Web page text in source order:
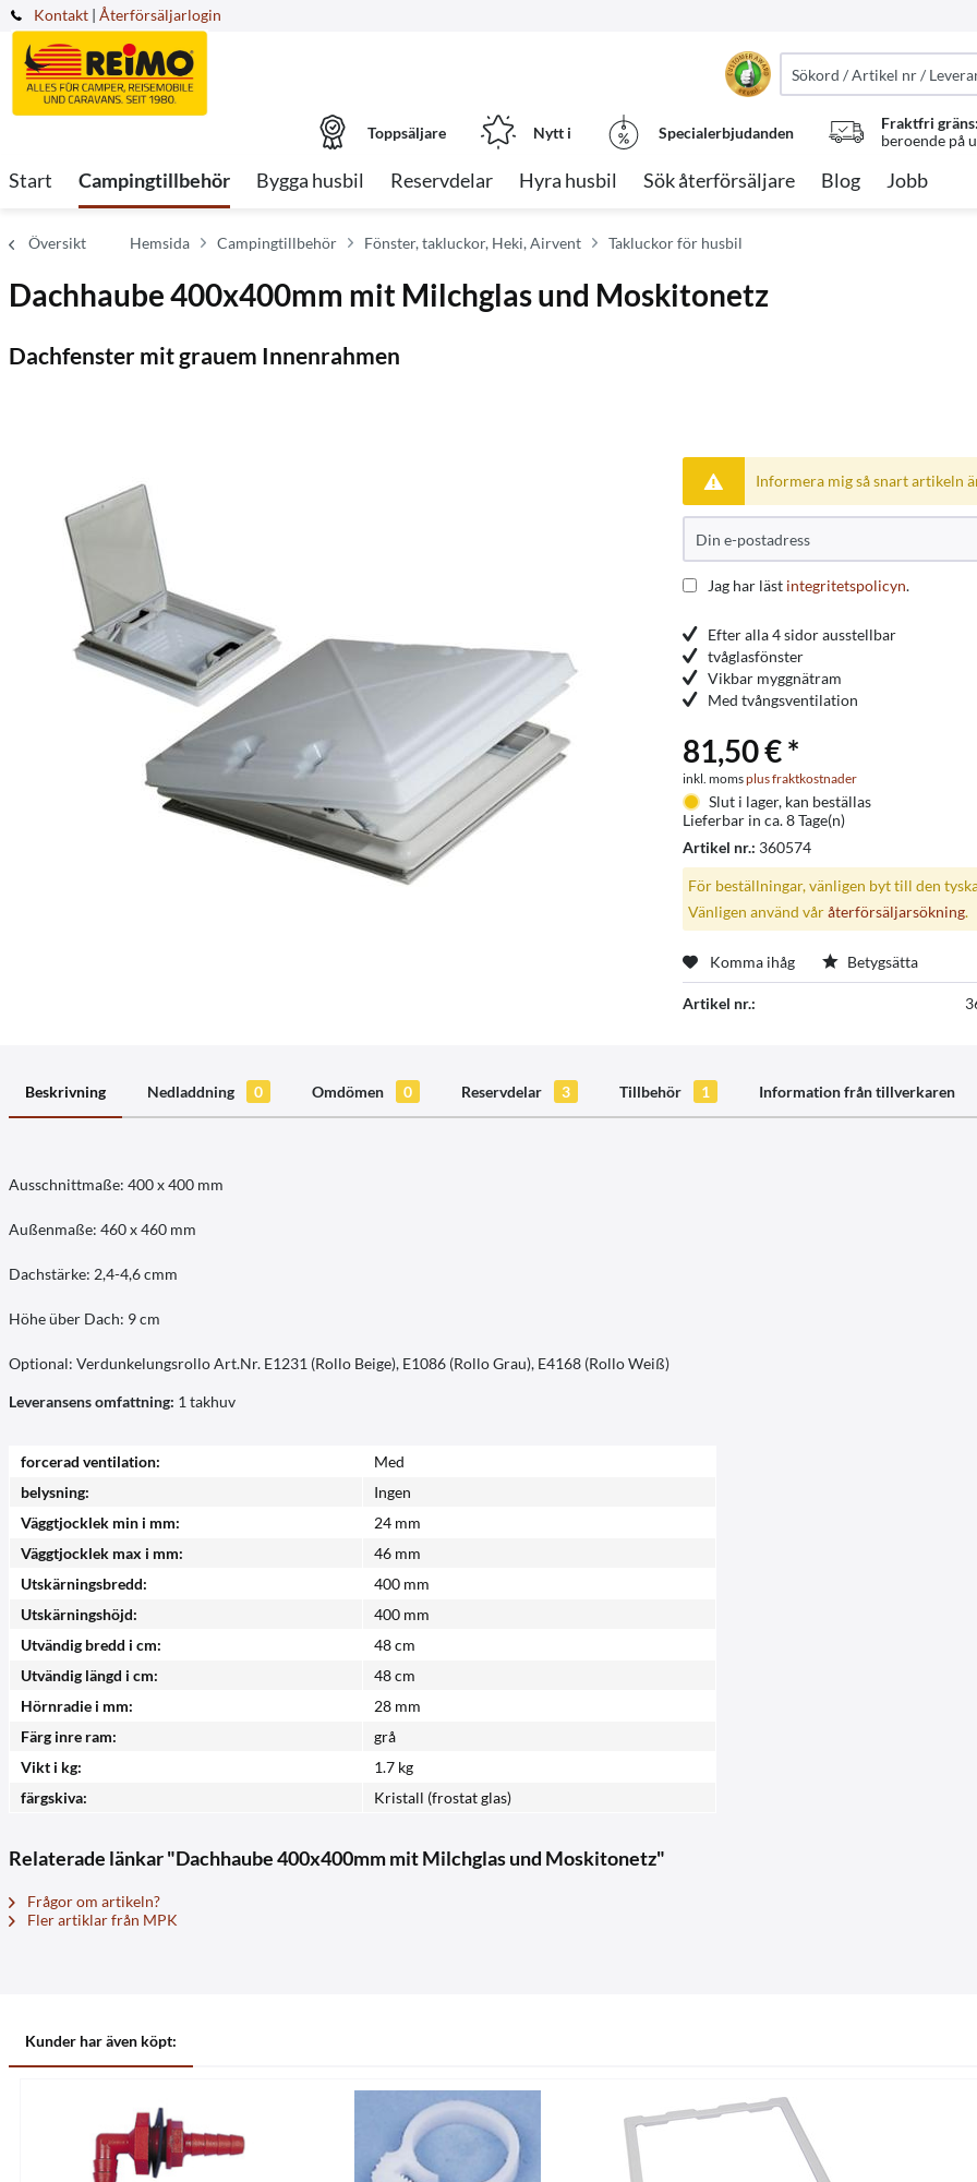
Kontakt | Återförsäljarlogin
Toppsäljare Nytt i Specialerbjudanden
Fraktfri gräns:
beroende på
Start Campingtillbehör Bygga husbil Reservdelar Hyra husbil Sök återförsäljare Blog Jobb
Översikt Hemsida Campingtillbehör Fönster, takluckor, Heki, Airvent Takluckor för husbil
Dachhaube 400x400mm mit Milchglas und Moskitonetz
Dachfenster mit grauem Innenrahmen
Informera mig så snart artikeln
Jag har läst integritetspolicyn.
Efter alla 4 sidor ausstellbar
tvåglasfönster
Vikbar myggnätram
Med tvångsventilation
81,50 € *
inkl. momsplus fraktkostnader
Slut i lager, kan beställas
Lieferbar in ca. 8 Tage(n)
Artikel nr.: 360574
För beställningar, vänligen byt till den
Vänligen använd våråterförsäljarsökning.
Komma ihåg Betygsätta
Artikel nr.:
Beskrivning Nedladdning 0 Omdömen 0 Reservdelar 3 Tillbehör 1 Information från tillverkaren
Ausschnittmaße: 400 x 400 mm
Außenmaße: 460 x 460 mm
Dachstärke: 2,4-4,6 cmm
Höhe über Dach: 9 cm
Optional: Verdunkelungsrollo Art.Nr. E1231 (Rollo Beige), E1086 (Rollo Grau), E4168 (Rollo Weiß)
Leveransens omfattning: 1 takhuv
forcerad ventilation:
Med
belysning:
Ingen
Väggtjocklek min i mm:
24 mm
Väggtjocklek max i mm:
46 mm
Utskärningsbredd:
400 mm
Utskärningshöjd:
400 mm
Utvändig bredd i cm:
48 cm
Utvändig längd i cm:
48 cm
Hörnradie i mm:
28 mm
Färg inre ram:
grå
Vikt i kg:
1.7 kg
färgskiva:
Kristall (frostat glas)
Relaterade länkar "Dachhaube 400x400mm mit Milchglas und Moskitonetz"
Frågor om artikeln?
Fler artiklar från MPK
Kunder har även köpt: